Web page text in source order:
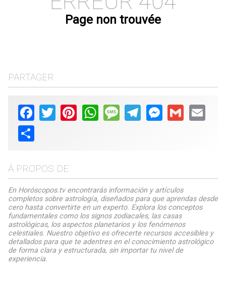
Page non trouvée
PARTAGER
Facebook
Twitter PinterestWhatsAppMessageTelegramMessenger
Gmail Email
Share
À PROPOS DE
En Horóscopos.tv encontrarás información y artículos
completos sobre astrología, diseñados para que aprendas desde
cero hasta convertirte en un experto. Explora los conceptos
fundamentales como los signos zodiacales, las casas
astrológicas, los aspectos planetarios y los fenómenos
celestiales. Nuestro objetivo es ofrecerte recursos accesibles y
detallados para que te adentres en el conocimiento astrológico
de forma clara y estructurada, sin importar tu nivel de
experiencia.